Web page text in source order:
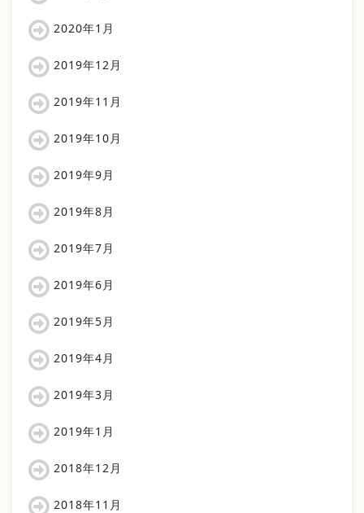
2020年1月
2019年12月
2019年11月
2019年10月
2019年9月
2019年8月
2019年7月
2019年6月
2019年5月
2019年4月
2019年3月
2019年1月
2018年12月
2018年11月